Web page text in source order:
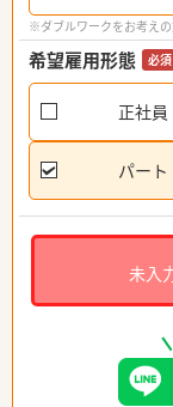
※ダブルワークをお考えの
希望雇用形態 必須
正社員
パート
未入